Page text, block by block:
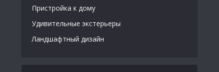
Пристройка к дому
Удивительные экстерьеры
Ландшафтный дизайн